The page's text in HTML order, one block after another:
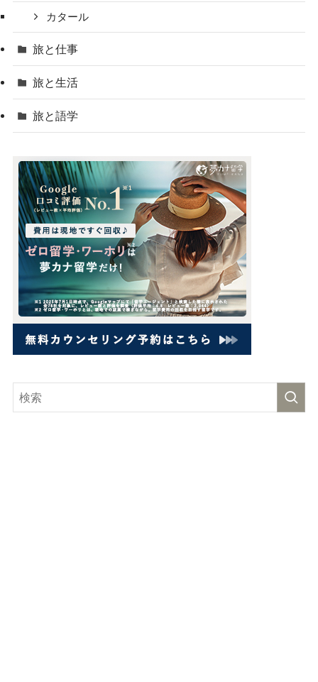
カタール
旅と仕事
旅と生活
旅と語学